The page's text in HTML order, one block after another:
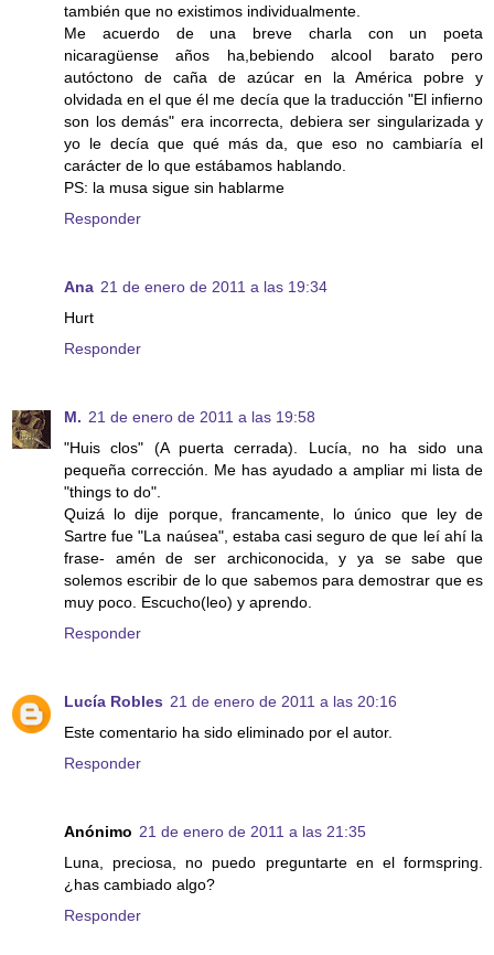
también que no existimos individualmente.
Me acuerdo de una breve charla con un poeta
nicaragüense años ha,bebiendo alcool barato pero
autóctono de caña de azúcar en la América pobre y
olvidada en el que él me decía que la traducción "El infierno
son los demás" era incorrecta, debiera ser singularizada y
yo le decía que qué más da, que eso no cambiaría el
carácter de lo que estábamos hablando.
PS: la musa sigue sin hablarme
Responder
Ana 21 de enero de 2011 a las 19:34
Hurt
Responder
M. 21 de enero de 2011 a las 19:58
"Huis clos" (A puerta cerrada). Lucía, no ha sido una
pequeña corrección. Me has ayudado a ampliar mi lista de
"things to do".
Quizá lo dije porque, francamente, lo único que ley de
Sartre fue "La naúsea", estaba casi seguro de que leí ahí la
frase- amén de ser archiconocida, y ya se sabe que
solemos escribir de lo que sabemos para demostrar que es
muy poco. Escucho(leo) y aprendo.
Responder
Lucía Robles 21 de enero de 2011 a las 20:16
Este comentario ha sido eliminado por el autor.
Responder
Anónimo 21 de enero de 2011 a las 21:35
Luna, preciosa, no puedo preguntarte en el formspring.
¿has cambiado algo?
Responder